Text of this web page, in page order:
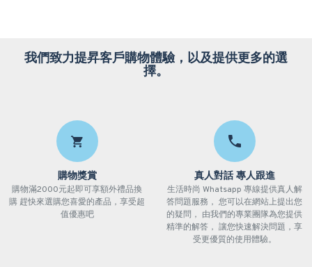
我們致力提昇客戶購物體驗，以及提供更多的選
擇。
購物獎賞
購物滿2000元起即可享額外禮品換
購 趕快來選購您喜愛的產品，享受超
值優惠吧
真人對話 專人跟進
生活時尚 Whatsapp 專線提供真人解
答問題服務， 您可以在網站上提出您
的疑問， 由我們的專業團隊為您提供
精準的解答， 讓您快速解決問題，享
受更優質的使用體驗。